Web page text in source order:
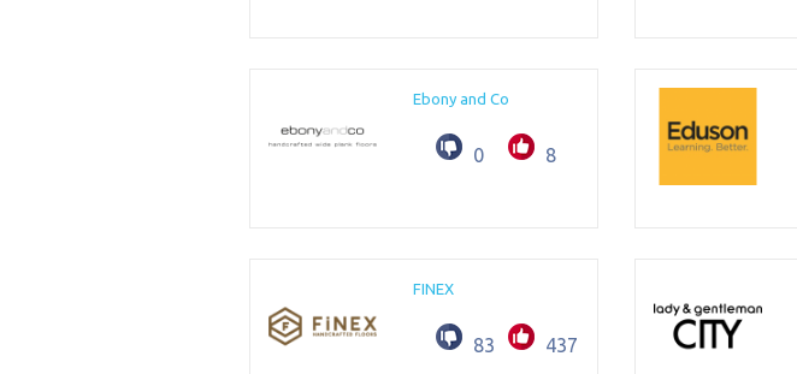
Ebony and Co
0 8
FINEX
83 437